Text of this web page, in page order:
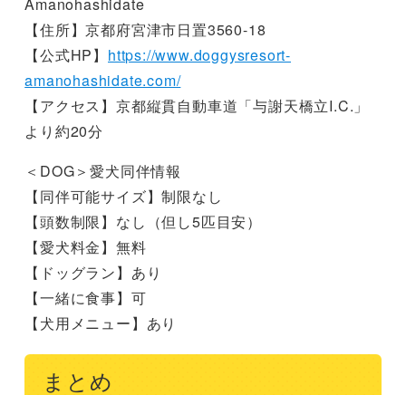
【住所】京都府宮津市日置3560-18
【公式HP】 https://www.doggysresort-
amanohashidate.com/
【アクセス】京都縦貫自動車道「与謝天橋立I.C.」
より約20分
＜DOG＞愛犬同伴情報
【同伴可能サイズ】制限なし
【頭数制限】なし（但し5匹目安）
【愛犬料金】無料
【ドッグラン】あり
【一緒に食事】可
【犬用メニュー】あり
まとめ